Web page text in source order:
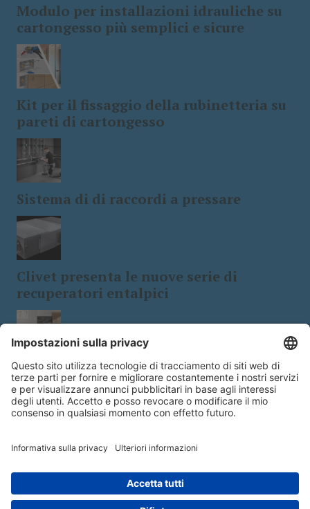
Modulo per installazioni idrauliche su
cartongesso più semplici e sicure
Kit per il fissaggio della rubinetteria su
pareti di cartongesso
Sistema di di raccordi a pressare
Clivet presenta le nuove serie di
recuperatori entalpici
Tecnologia e design: le stufe a
biomassa a 5 stelle
Copyright © 2026 - Edra Edizioni s.r.l.- Viale Enrico Forlanini 21 - 20134
Milano | Italy | P.IVA14392510963 - Responsabile della Protezione dei Dati:
dpo@lswr.it- Designed by@#WolfSec@#